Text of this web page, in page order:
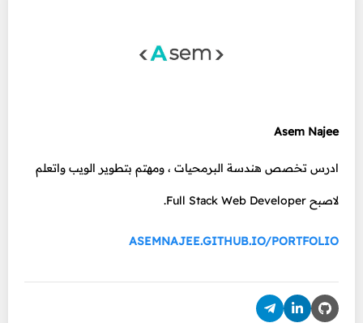
Asem Najee
ادرس تخصص هندسة البرمحيات ، ومهتم بتطوير الويب واتعلم
لاصبح Full Stack Web Developer.
ASEMNAJEE.GITHUB.IO/PORTFOLIO